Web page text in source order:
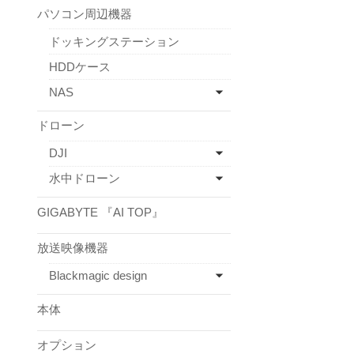
パソコン周辺機器
ドッキングステーション
HDDケース
NAS
ドローン
DJI
水中ドローン
GIGABYTE 『AI TOP』
放送映像機器
Blackmagic design
本体
オプション